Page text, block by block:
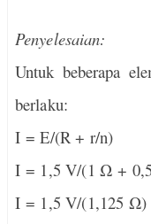
Penyelesaian:
Untuk beberapa
berlaku:
I = E/(R + r/n)
I = 1,5 V/(1 Ω +
I = 1,5 V/(1,125 Ω)